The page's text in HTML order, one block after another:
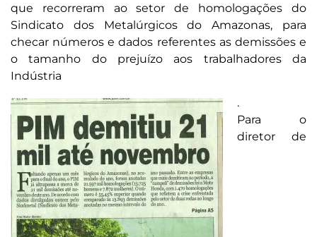
que recorreram ao setor de homologações do
Sindicato dos Metalúrgicos do Amazonas, para
checar números e dados referentes as demissões e
o tamanho do prejuízo aos trabalhadores da
Indústria
.
Para o
diretor de